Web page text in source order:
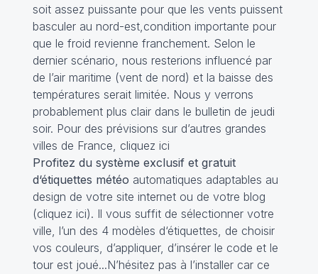
soit assez puissante pour que les vents puissent
basculer au nord-est,condition importante pour
que le froid revienne franchement. Selon le
dernier scénario, nous resterions influencé par
de l’air maritime (vent de nord) et la baisse des
températures serait limitée. Nous y verrons
probablement plus clair dans le bulletin de jeudi
soir. Pour des prévisions sur d’autres grandes
villes de France, cliquez ici
Profitez du système exclusif et gratuit
d‘étiquettes météo automatiques adaptables au
design de votre site internet ou de votre blog
(cliquez ici). Il vous suffit de sélectionner votre
ville, l’un des 4 modèles d‘étiquettes, de choisir
vos couleurs, d’appliquer, d’insérer le code et le
tour est joué...N’hésitez pas à l’installer car ce